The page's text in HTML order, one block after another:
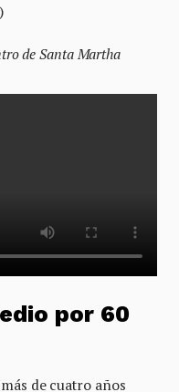
de Santa Martha
por 60
de cuatro años